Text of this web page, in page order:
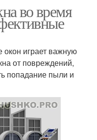
во время
окон играет важную
от повреждений,
попадание пыли и